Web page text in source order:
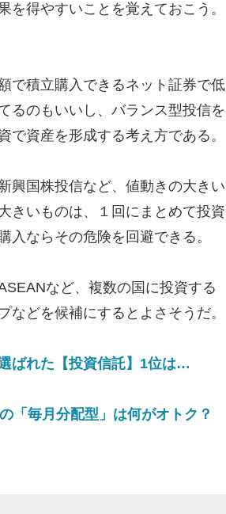
得やすいことを覚えておこう。
で積立購入できるネット証券で低
るのもいいし、バランス型投信を
資産を形成する考え方である。
興国株投信など、値動きの大きい
きいものは、１回にまとめて投資
ならその危険を回避できる。
など、複数の国に投資する
などを候補にするとよさそうだ。
ばれた【投資信託】1位は…
毎月分配型」は何がオトク？